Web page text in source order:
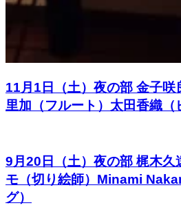
11月1日（土）夜の部 金子咲
里加（フルート）太田香織（
9月20日（土）夜の部 梶木久
モ（切り絵師）Minami
グ）